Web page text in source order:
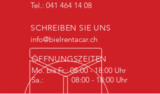
Tel.: 041 464 14 08
SCHREIBEN SIE UNS
info@bielrentacar.ch
ÖFFNUNGSZEITEN
Mo. bis Fr.: 08:00 - 18:00 Uhr
Sa.: 08:00 - 18:00 Uhr